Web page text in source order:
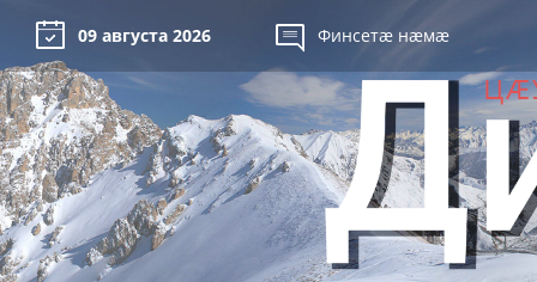
09 августа 2026 Финсетæ нæмæ